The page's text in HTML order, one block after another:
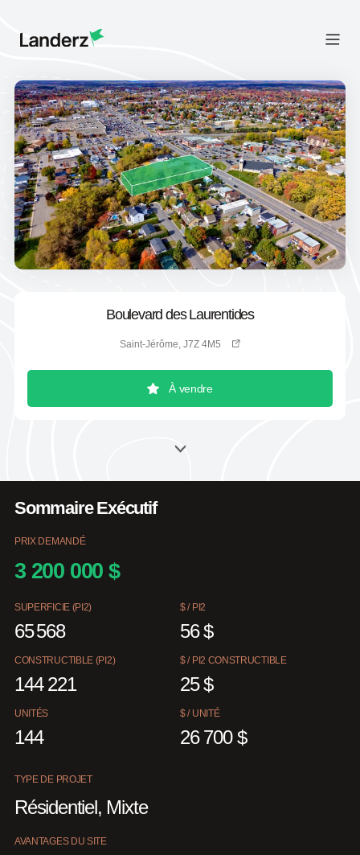
Boulevard des Laurentides
Saint-Jérôme, J7Z 4M5
À vendre
Sommaire Exécutif
PRIX DEMANDÉ
3 200 000 $
SUPERFICIE (PI2)
65 568
CONSTRUCTIBLE (PI2)
144 221
UNITÉS
144
$ / PI2
56 $
$ / PI2 CONSTRUCTIBLE
25 $
$ / UNITÉ
26 700 $
TYPE DE PROJET
Résidentiel, Mixte
AVANTAGES DU SITE